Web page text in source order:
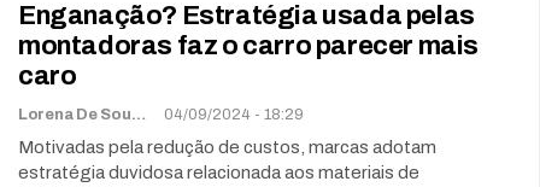
Enganação? Estratégia usada pelas
montadoras faz o carro parecer mais
caro
Lorena De Sousa 04/09/2024 - 18:29
Motivadas pela redução de custos, marcas adotam
estratégia duvidosa relacionada aos materiais de